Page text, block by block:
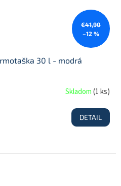
€41,90
–12 %
30 l - modrá
Skladom(1 ks)
DETAIL